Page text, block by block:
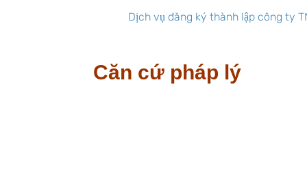
Dịch vụ đăng ký thành lập công ty
Căn cứ pháp lý